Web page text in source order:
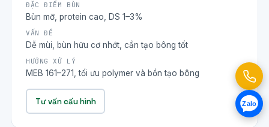
ĐẶC ĐIỂM BÙN
Bùn mỡ, protein cao, DS 1–3%
VẤN ĐỀ
Dễ mùi, bùn hữu cơ nhớt, cần tạo bông tốt
HƯỚNG XỬ LÝ
MEB 161–271, tối ưu polymer và bồn tạo bông
Tư vấn cấu hình Zalo